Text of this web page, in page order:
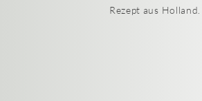
Rezept aus Holland.